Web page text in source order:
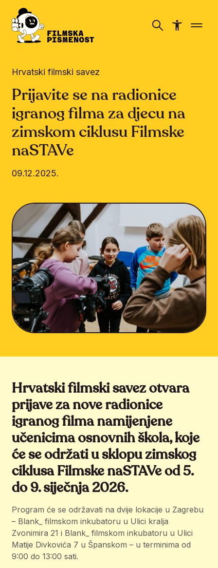
Hrvatski filmski savez
Prijavite se na radionice
igranog filma za djecu na
zimskom ciklusu Filmske
naSTAVe
09.12.2025.
Hrvatski filmski savez otvara
prijave za nove radionice
igranog filma namijenjene
učenicima osnovnih škola, koje
će se održati u sklopu zimskog
ciklusa Filmske naSTAVe od 5.
do 9. siječnja 2026.
Program će se održavati na dvije lokacije u Zagrebu
– Blank_ filmskom inkubatoru u Ulici kralja
Zvonimira 21 i Blank_ filmskom inkubatoru u Ulici
Matije Divkovića 7 u Španskom – u terminima od
9:00 do 13:00 sati.